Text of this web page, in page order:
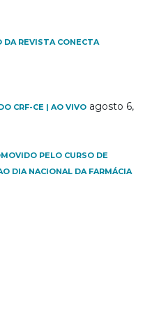
DA REVISTA CONECTA
CRF-CE | AO VIVO agosto 6,
PELO CURSO DE
DIA NACIONAL DA FARMÁCIA